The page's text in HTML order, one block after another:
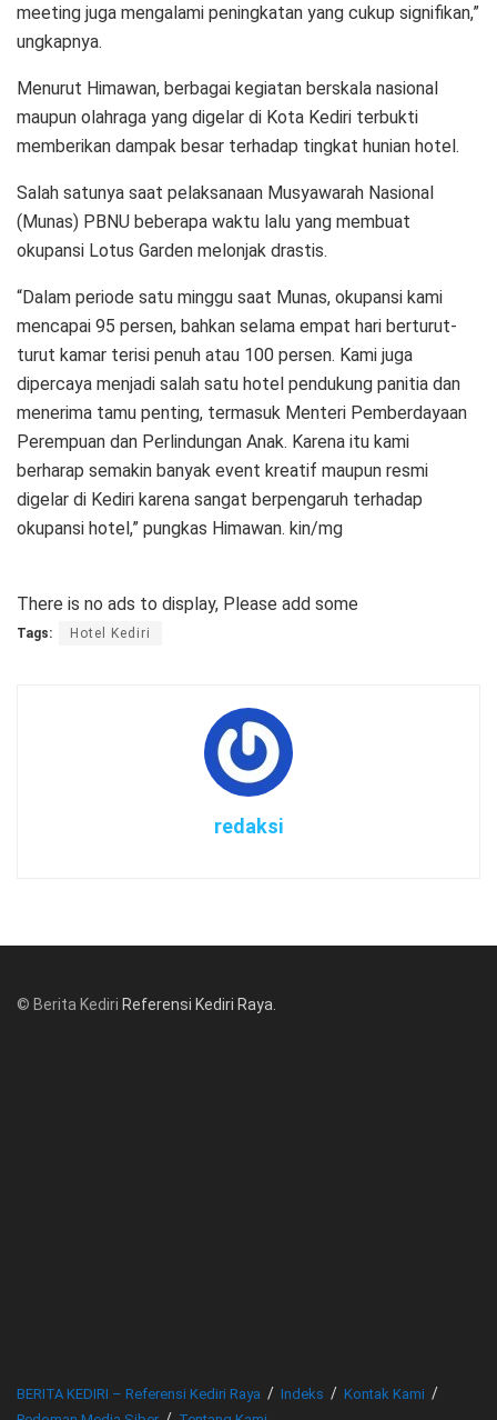
meeting juga mengalami peningkatan yang cukup signifikan,”
ungkapnya.
Menurut Himawan, berbagai kegiatan berskala nasional
maupun olahraga yang digelar di Kota Kediri terbukti
memberikan dampak besar terhadap tingkat hunian hotel.
Salah satunya saat pelaksanaan Musyawarah Nasional
(Munas) PBNU beberapa waktu lalu yang membuat
okupansi Lotus Garden melonjak drastis.
“Dalam periode satu minggu saat Munas, okupansi kami
mencapai 95 persen, bahkan selama empat hari berturut-
turut kamar terisi penuh atau 100 persen. Kami juga
dipercaya menjadi salah satu hotel pendukung panitia dan
menerima tamu penting, termasuk Menteri Pemberdayaan
Perempuan dan Perlindungan Anak. Karena itu kami
berharap semakin banyak event kreatif maupun resmi
digelar di Kediri karena sangat berpengaruh terhadap
okupansi hotel,” pungkas Himawan. kin/mg
There is no ads to display, Please add some
Tags: Hotel Kediri
redaksi
© Berita Kediri Referensi Kediri Raya
BERITA KEDIRI – Referensi Kediri Raya Indeks
Kontak Kami